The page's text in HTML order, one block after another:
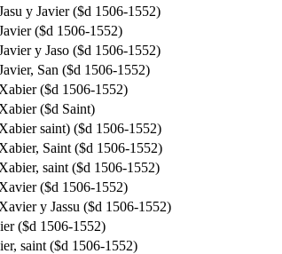
y Javier ($d 1506-1552)
($d 1506-1552)
y Jaso ($d 1506-1552)
San ($d 1506-1552)
($d 1506-1552)
($d Saint)
saint) ($d 1506-1552)
Saint ($d 1506-1552)
saint ($d 1506-1552)
($d 1506-1552)
y Jassu ($d 1506-1552)
($d 1506-1552)
saint ($d 1506-1552)